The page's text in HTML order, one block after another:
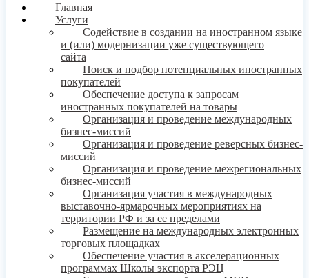
Главная
Услуги
Содействие в создании на иностранном языке
и (или) модернизации уже существующего
сайта
Поиск и подбор потенциальных иностранных
покупателей
Обеспечение доступа к запросам
иностранных покупателей на товары
Организация и проведение международных
бизнес-миссий
Организация и проведение реверсных бизнес-
миссий
Организация и проведение межрегиональных
бизнес-миссий
Организация участия в международных
выставочно-ярмарочных мероприятиях на
территории РФ и за ее пределами
Размещение на международных электронных
торговых площадках
Обеспечение участия в акселерационных
программах Школы экспорта РЭЦ